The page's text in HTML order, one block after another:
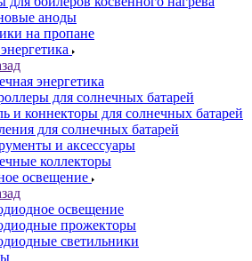
аноды
на пропане
энергетика
для солнечных батарей
и коннекторы для солнечных батарей
для солнечных батарей
и аксессуары
коллекторы
освещение
освещение
прожекторы
светильники